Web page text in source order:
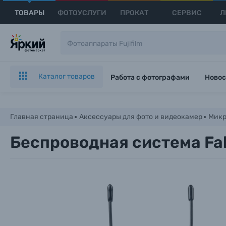
ТОВАРЫ ФОТОУСЛУГИ ПРОКАТ СЕРВИС
Каталог товаров Работа с фотографами
Главная страница Аксессуары для фото и видеокамер
Беспроводная система